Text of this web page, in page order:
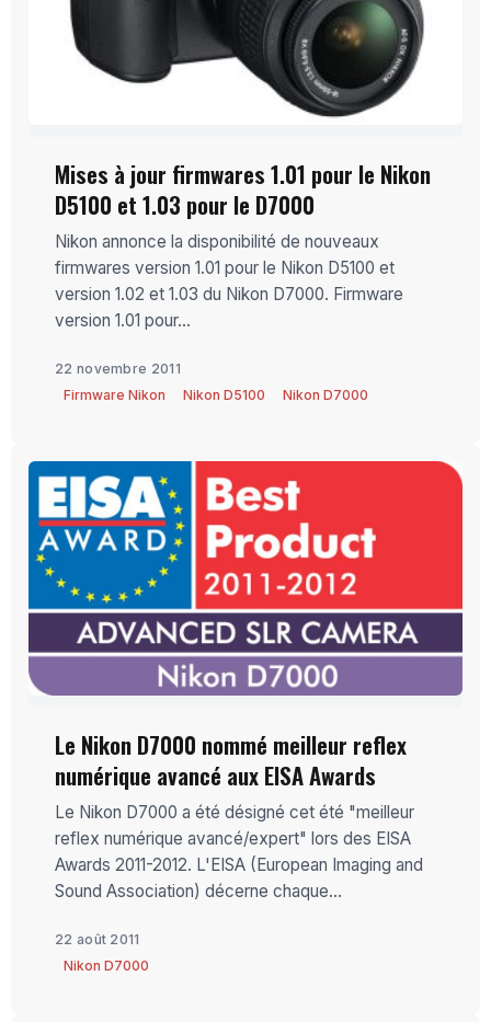
Mises à jour firmwares 1.01 pour le Nikon
D5100 et 1.03 pour le D7000
Nikon annonce la disponibilité de nouveaux
firmwares version 1.01 pour le Nikon D5100 et
version 1.02 et 1.03 du Nikon D7000. Firmware
version 1.01 pour...
22 novembre 2011
Firmware Nikon
Nikon D5100 Nikon D7000
Le Nikon D7000 nommé meilleur reflex
numérique avancé aux EISA Awards
Le Nikon D7000 a été désigné cet été "meilleur
reflex numérique avancé/expert" lors des EISA
Awards 2011-2012. L'EISA (European Imaging and
Sound Association) décerne chaque...
22 août 2011
Nikon D7000